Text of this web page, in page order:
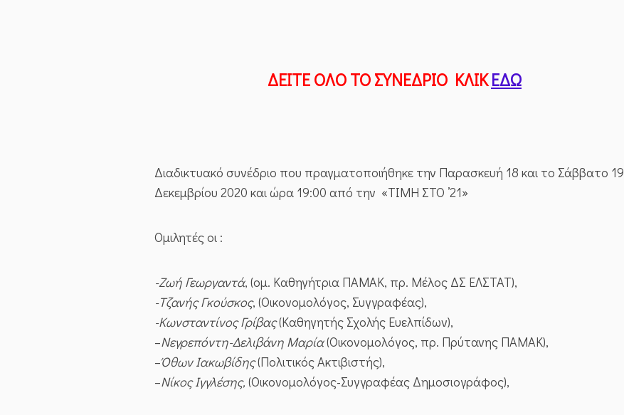
ΔΕΙΤΕ ΟΛΟ ΤΟ ΣΥΝΕΔΡΙΟ ΚΛΙΚΕΔΩ
Διαδικτυακό συνέδριο που πραγματοποιήθηκε την Παρασκευή 18 και το Σάββατο 19
Δεκεμβρίου 2020 και ώρα 19:00 από την «ΤΙΜΗ ΣΤΟ ’21»
Ομιλητές οι :
-Ζωή‌ ‌Γεωργαντά,‌ (‌ομ.‌ ‌Καθηγήτρια‌ ‌ΠΑΜΑΚ,‌ ‌πρ.‌ ‌Μέλος‌ ‌ΔΣ‌ ‌ΕΛΣΤΑΤ),
-Τζανής Γκούσκος, (Οικονομολόγος, Συγγραφέας)‌,
-Κωνσταντίνος Γρίβας‌(Καθηγητής‌ ‌Σχολής‌ ‌Ευελπίδων),
–Νεγρεπόντη-Δελιβάνη Μαρία(Οικονομολόγος, πρ. Πρύτανης ΠΑΜΑΚ),
–Όθων Ιακωβίδης(Πολιτικός Ακτιβιστής),
–Νίκος‌‌ Ιγγλέσης,‌ ‌(Οικονομολόγος-Συγγραφέας Δημοσιογράφος),